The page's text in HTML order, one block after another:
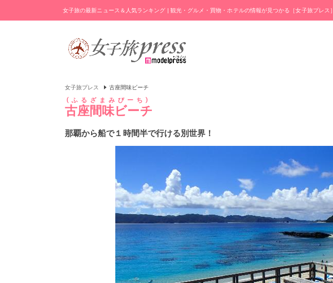
女子旅の最新ニュース＆人気ランキング | 観光・グルメ・買物・ホテルの情報が見つかる［女子旅プレス］
女子旅プレス 古座間味ビーチ
古座間味ビーチ
ふるざまみびーち
那覇から船で１時間半で行ける別世界！